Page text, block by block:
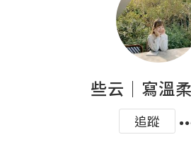
些云｜寫溫
追蹤